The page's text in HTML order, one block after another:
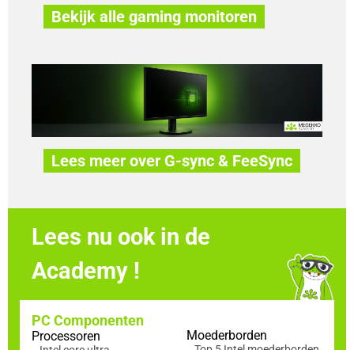
Bekijk alle gaming monitoren
Lees meer over G-sync & FeeSync
Lees nu ook in de
Academy !
PC Componenten
Processoren Moederborden